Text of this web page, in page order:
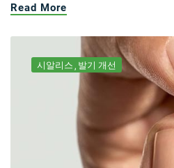
Read More
시알리스 발기 개선